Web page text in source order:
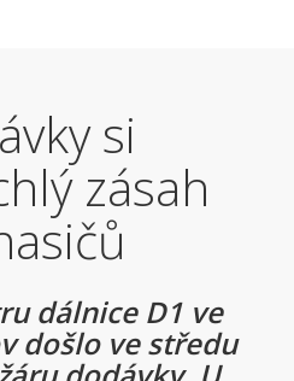
si
zásah
dálnice D1 ve
došlo ve středu